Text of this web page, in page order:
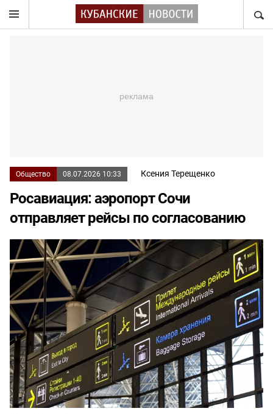
Общество 08.07.2026 10:33 Ксения Терещенко
Росавиация: аэропорт Сочи
отправляет рейсы по согласованию